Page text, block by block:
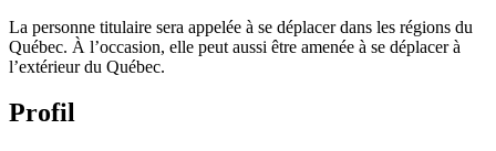
La personne titulaire sera appelée à se déplacer dans les régions du
Québec. À l’occasion, elle peut aussi être amenée à se déplacer à
l’extérieur du Québec.
Profil